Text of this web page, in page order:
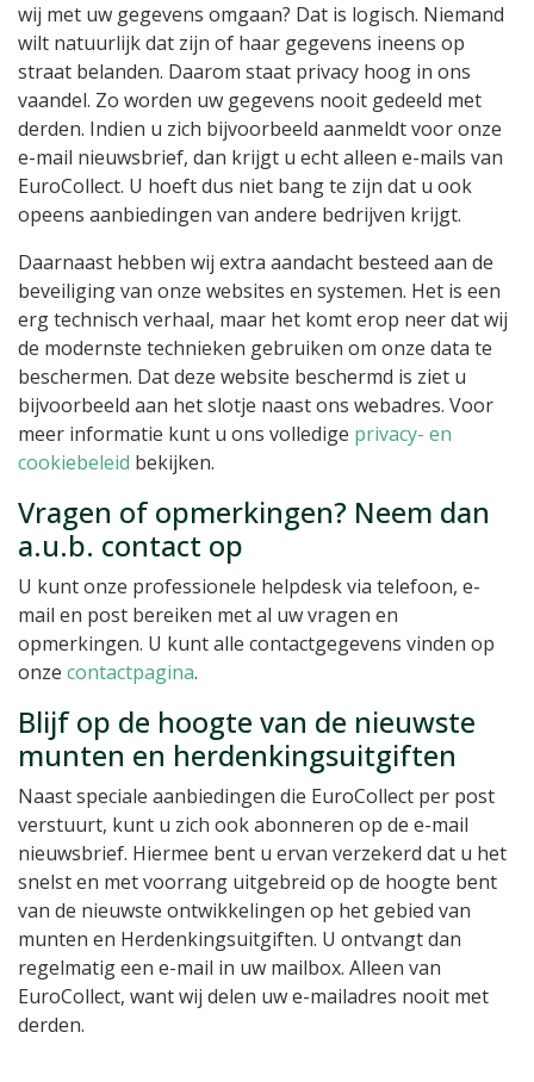
wij met uw gegevens omgaan? Dat is logisch. Niemand
wilt natuurlijk dat zijn of haar gegevens ineens op
straat belanden. Daarom staat privacy hoog in ons
vaandel. Zo worden uw gegevens nooit gedeeld met
derden. Indien u zich bijvoorbeeld aanmeldt voor onze
e-mail nieuwsbrief, dan krijgt u echt alleen e-mails van
EuroCollect. U hoeft dus niet bang te zijn dat u ook
opeens aanbiedingen van andere bedrijven krijgt.
Daarnaast hebben wij extra aandacht besteed aan de
beveiliging van onze websites en systemen. Het is een
erg technisch verhaal, maar het komt erop neer dat wij
de modernste technieken gebruiken om onze data te
beschermen. Dat deze website beschermd is ziet u
bijvoorbeeld aan het slotje naast ons webadres. Voor
meer informatie kunt u ons volledige privacy- en
cookiebeleid bekijken.
Vragen of opmerkingen? Neem dan
a.u.b. contact op
U kunt onze professionele helpdesk via telefoon, e-
mail en post bereiken met al uw vragen en
opmerkingen. U kunt alle contactgegevens vinden op
onze contactpagina.
Blijf op de hoogte van de nieuwste
munten en herdenkingsuitgiften
Naast speciale aanbiedingen die EuroCollect per post
verstuurt, kunt u zich ook abonneren op de e-mail
nieuwsbrief. Hiermee bent u ervan verzekerd dat u het
snelst en met voorrang uitgebreid op de hoogte bent
van de nieuwste ontwikkelingen op het gebied van
munten en Herdenkingsuitgiften. U ontvangt dan
regelmatig een e-mail in uw mailbox. Alleen van
EuroCollect, want wij delen uw e-mailadres nooit met
derden.